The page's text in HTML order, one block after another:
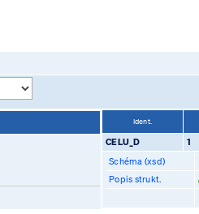
Ident.
CELU_D 1
Schéma (xsd)
Popis strukt.